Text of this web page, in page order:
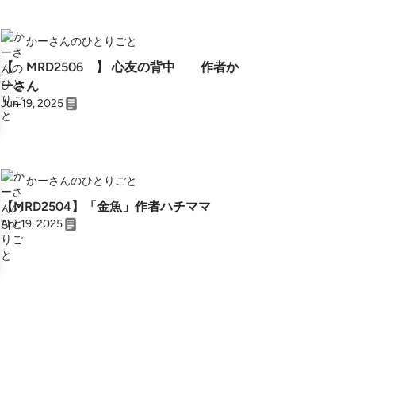
かーさんのひとりごと
【 MRD2506 】 心友の背中 作者か
ーさん
Jun 19, 2025
かーさんのひとりごと
【MRD2504】「金魚」作者ハチママ
Apr 19, 2025